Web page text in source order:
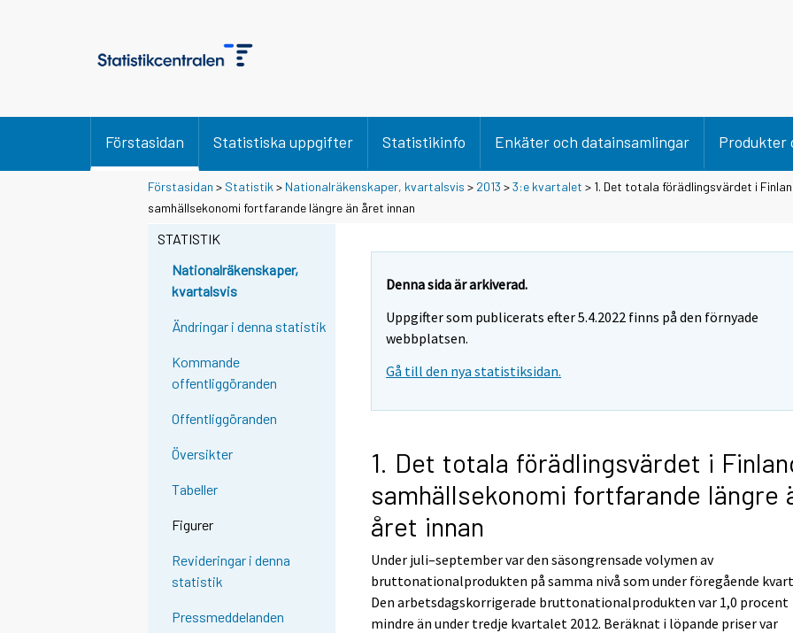
Förstasidan Statistiska uppgifter Statistikinfo Enkäter och datainsamlingar Produkter
Förstasidan > Statistik > Nationalräkenskaper, kvartalsvis > 2013 >3:e kvartalet > 1. Det totala förädlingsvärdet i
samhällsekonomi fortfarande längre än året innan
STATISTIK
Nationalräkenskaper,
kvartalsvis
Ändringar i denna statistik
Kommande
offentliggöranden
Offentliggöranden
Översikter
Tabeller
Figurer
Revideringar i denna
statistik
Pressmeddelanden
Denna sida är arkiverad.
Uppgifter som publicerats efter 5.4.2022 finns på den förnyade
webbplatsen.
Gå till den nya statistiksidan.
1. Det totala förädlingsvärdet i
samhällsekonomi fortfarande längre
året innan
Under juli–september var den säsongrensade volymen av
bruttonationalprodukten på samma nivå som under föregående
Den arbetsdagskorrigerade bruttonationalprodukten var 1,0 procent
mindre än under tredje kvartalet 2012. Beräknat i löpande priser var